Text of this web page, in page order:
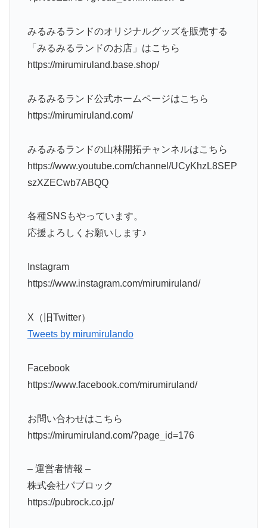
みるみるランドのオリジナルグッズを販売する
「みるみるランドのお店」はこちら
https://mirumiruland.base.shop/
みるみるランド公式ホームページはこちら
https://mirumiruland.com/
みるみるランドの山林開拓チャンネルはこちら
https://www.youtube.com/channel/UCyKhzL8SEP
szXZECwb7ABQQ
各種SNSもやっています。
応援よろしくお願いします♪
Instagram
https://www.instagram.com/mirumiruland/
X（旧Twitter）
Tweets by mirumirulando
Facebook
https://www.facebook.com/mirumiruland/
お問い合わせはこちら
https://mirumiruland.com/?page_id=176
– 運営者情報 –
株式会社パブロック
https://pubrock.co.jp/